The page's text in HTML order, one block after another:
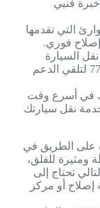
فنيي
التي تقدمها
السيارة
المعطلة، لا تتردد في الاتصال بشركة ونش777 لتلقي الدعم
في أسرع وقت
نقل سيارتك
على الطريق في
ومثيرة للقلق،
تحتاج إلى
أو مركز